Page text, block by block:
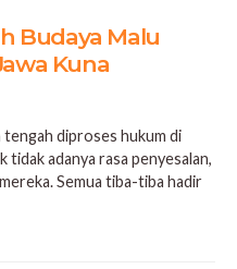
Budaya Malu
Kuna
diproses hukum di
tidak adanya rasa penyesalan,
Semua tiba-tiba hadir